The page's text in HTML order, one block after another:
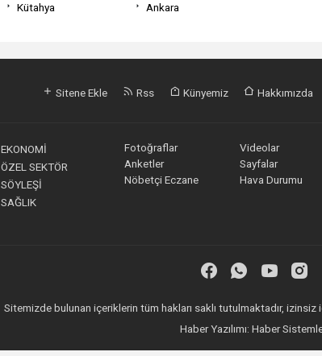
Kütahya Ankara
Sitene Ekle Rss Künyemiz Hakkımızda
EKONOMİ
ÖZEL SEKTÖR
SÖYLEŞİ
SAĞLIK
Fotoğraflar Videolar
Anketler
Sayfalar
Nöbetçi Eczane
Hava Durumu
Sitemizde bulunan içeriklerin tüm hakları saklı tutulmaktadır,
Haber Yazılımı: Haber